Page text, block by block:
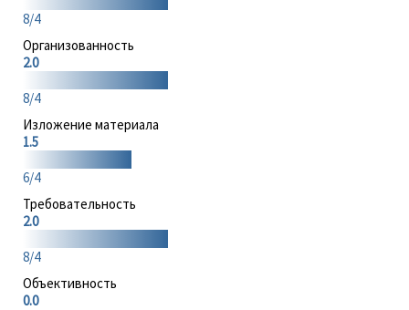
8/4
Организованность
2.0
8/4
Изложение материала
1.5
6/4
Требовательность
2.0
8/4
Объективность
0.0